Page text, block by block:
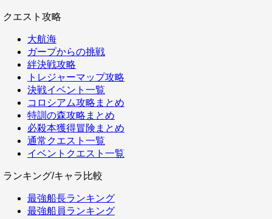
クエスト攻略
大航海
ガープからの挑戦
絆決戦攻略
トレジャーマップ攻略
決戦イベント一覧
コロシアム攻略まとめ
特訓の森攻略まとめ
必殺本獲得冒険まとめ
通常クエスト一覧
イベントクエスト一覧
ランキング/キャラ比較
最強船長ランキング
最強船員ランキング